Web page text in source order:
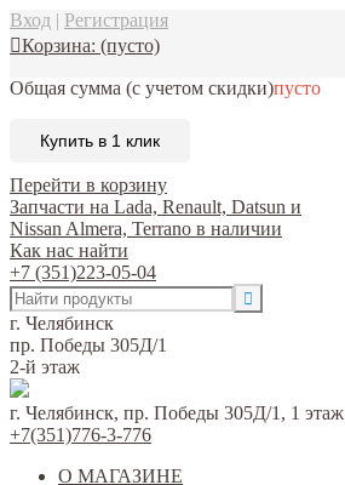
Вход | Регистрация
Корзина: (пусто)
Общая сумма (с учетом скидки)пусто
Купить в 1 клик
Перейти в корзину
Запчасти на Lada, Renault, Datsun и
Nissan Almera, Terrano в наличии
Как нас найти
+7 (351)223-05-04
г. Челябинск
пр. Победы 305Д/1
2-й этаж
г. Челябинск, пр. Победы 305Д/1, 1 этаж
+7(351)776-3-776
О МАГАЗИНЕ